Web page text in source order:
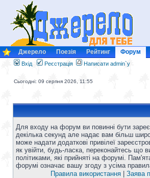
Джерело Поезія Рейтинг Форум
Вхід Реєстрація Написати admin`у
Сьогодні: 09 серпня 2026, 11:55
Для входу на форум ви повинні бути
декілька секунд але надає вам більш
може надати додаткові привілеї
як увійти, будь-ласка, переконайтесь що
політиками, які прийняті на форумі.
форумі означає вашу згоду з усіма
Правила використання
Заява